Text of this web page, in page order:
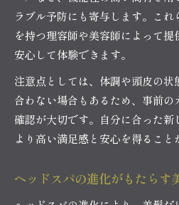
法
資格取得で広がるヘッドス
ヘッドスパ資格取得が
り
ヘッドスパ専門資格の
資格を活かしたヘッド
ヘッドスパの国家資格
ヘッドスパ業界で資格
ラブル予防にも寄与します。こ
を持つ理容師や美容師によって提
安心して体験できます。
注意点としては、体調や頭皮の
合わない場合もあるため、事前の
確認が大切です。自分に合った新
より高い満足感と安心を得ること
ヘッドスパの進化がもたらす